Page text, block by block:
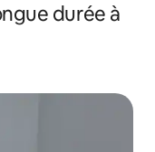
durée à